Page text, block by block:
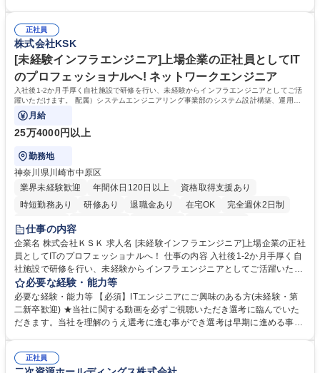
設備の保守点検、発注)■安全健康管理(オフィス内の安全衛生管理、BCP
対応等)■業務効率化・改善の企画推進 ※その他労働条件の備考へ続く 募
集職種 【総務・経理】オリックスグループ安定基盤/在宅・時差出勤可/残
業10H
める方 【魅力】■オリックスの100%子会社という強固な経営基盤のもと
長期間安心して働ける環境です ■時差出勤や一部在宅勤務が可能であり月
平均残業時間も10時間程度とワークライフバランスを重視した働き方が実
現できます 学歴・資格 学歴：大学院 大学 高専 短大 専修学校 高校 語学
力： 資格：
正社員
株式会社KSK
[未経験インフラエンジニア]上場企業の正社員としてIT
のプロフェッショナルへ! ネットワークエンジニア
入社後1-2か月手厚く自社施設で研修を行い、未経験からインフラエンジニアとしてご活
躍いただけます。 配属）システムエンジニアリング事業部のシステム設計構築、運用保
守
月給
25万4000円以上
勤務地
神奈川県川崎市中原区
業界未経験歓迎
年間休日120日以上
資格取得支援あり
時短勤務あり
研修あり 退職金あり 在宅OK
完全週休2日制
交通費支給
仕事の内容
企業名 株式会社ＫＳＫ 求人名 [未経験インフラエンジニア]上場企業の正社
員としてITのプロフェッショナルへ！ 仕事の内容 入社後1-2か月手厚く自
社施設で研修を行い、未経験からインフラエンジニアとしてご活躍いただ
けます。 配属）システムエンジニアリング事業部のシステム設計構築、運
用保守 【未経験でも上流工程にチャレンジ可能！】■未経験からエンジニ
アになる場合、多くの企業は監視や保守のみの案件からスタートとなりま
すが、本ポジションは入社後上流工程(設計や構築業務等)からスタートす
もあり、風通しのよさも魅力です。 募集職種 [未経験インフラエンジニア]
必要な経験・能力等
必要な経験・能力等 【必須】ITエンジニアにご興味のある方(未経験・第
二新卒歓迎) ★当社に関する動画を必ずご視聴いただき選考に臨んでいた
だきます。当社を理解のうえ選考に進む事ができ選考は早期に進める事が
連機器も自社で購入。教育投資約4億円（売上高比率2％）。社員一人当た
正社員